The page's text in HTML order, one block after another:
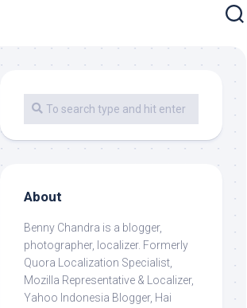
About
Benny Chandra is a blogger,
photographer, localizer. Formerly
Quora Localization Specialist,
Mozilla Representative & Localizer,
Yahoo Indonesia Blogger, Hai